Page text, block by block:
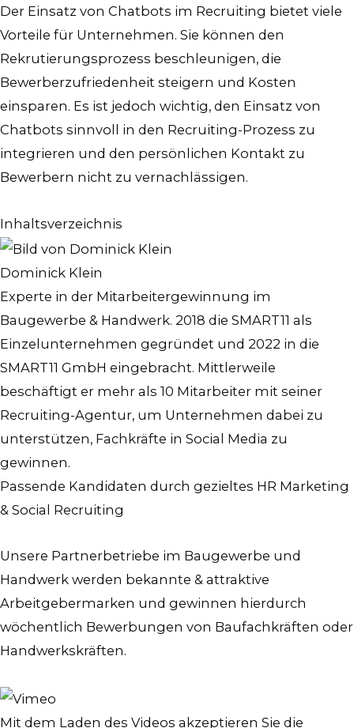
Der Einsatz von Chatbots im Recruiting bietet viele
Vorteile für Unternehmen. Sie können den
Rekrutierungsprozess beschleunigen, die
Bewerberzufriedenheit steigern und Kosten
einsparen. Es ist jedoch wichtig, den Einsatz von
Chatbots sinnvoll in den Recruiting-Prozess zu
integrieren und den persönlichen Kontakt zu
Bewerbern nicht zu vernachlässigen.
Inhaltsverzeichnis
Dominick Klein
Experte in der Mitarbeitergewinnung im
Baugewerbe & Handwerk. 2018 die SMART11 als
Einzelunternehmen gegründet und 2022 in die
SMART11 GmbH eingebracht. Mittlerweile
beschäftigt er mehr als 10 Mitarbeiter mit seiner
Recruiting-Agentur, um Unternehmen dabei zu
unterstützen, Fachkräfte in Social Media zu
gewinnen.
Passende Kandidaten durch gezieltes HR Marketing
& Social Recruiting
Unsere Partnerbetriebe im Baugewerbe und
Handwerk werden bekannte & attraktive
Arbeitgebermarken und gewinnen hierdurch
wöchentlich Bewerbungen von Baufachkräften oder
Handwerkskräften.
Mit dem Laden des Videos akzeptieren Sie die